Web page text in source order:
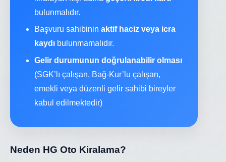
bulunmalıdır.
Başvuru sahibinin aktif haciz veya icra
kaydı bulunmamalıdır.
Gelir durumunun doğrulanabilir olması
(SGK’lı çalışan, Bağ-Kur’lu çalışan,
emekli veya düzenli gelir sahibi bireyler
kabul edilmektedir)
Neden HG Oto Kiralama?